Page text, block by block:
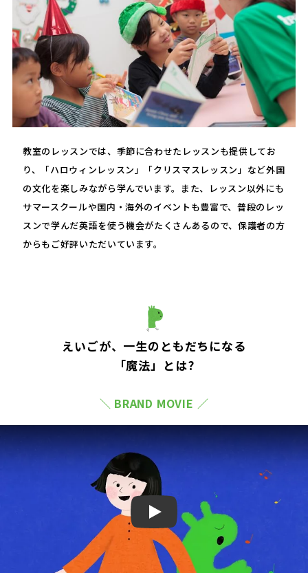
教室のレッスンでは、季節に合わせたレッスンも提供してお
り、「ハロウィンレッスン」「クリスマスレッスン」など外国
の文化を楽しみながら学んでいます。また、レッスン以外にも
サマースクールや国内・海外のイベントも豊富で、普段のレッ
スンで学んだ英語を使う機会がたくさんあるので、保護者の方
からもご好評いただいています。
えいごが、一生のともだちになる
「魔法」とは?
＼ BRAND MOVIE ／